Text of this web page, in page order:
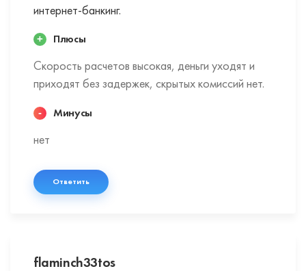
интернет-банкинг.
Плюсы
Скорость расчетов высокая, деньги уходят и
приходят без задержек, скрытых комиссий нет.
Минусы
нет
Ответить
flaminch33tos